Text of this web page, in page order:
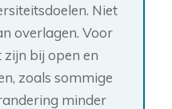
Niet
overlagen. Voor
bij open en
zoals sommige
minder